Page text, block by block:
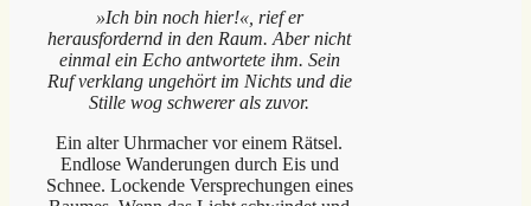
»Ich bin noch hier!«, rief er
herausfordernd in den Raum. Aber nicht
einmal ein Echo antwortete ihm. Sein
Ruf verklang ungehört im Nichts und die
Stille wog schwerer als zuvor.
Ein alter Uhrmacher vor einem Rätsel.
Endlose Wanderungen durch Eis und
Schnee. Lockende Versprechungen eines